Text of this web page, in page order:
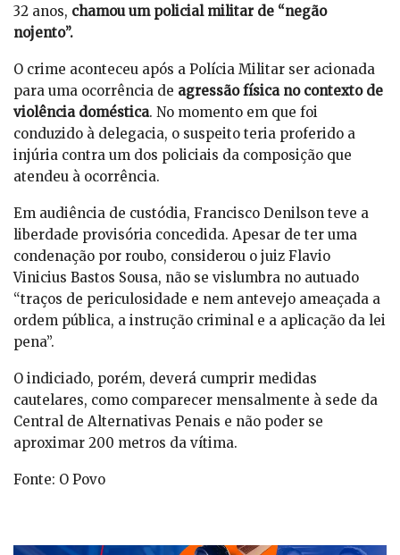
32 anos, chamou um policial militar de “negão
nojento”.
O crime aconteceu após a Polícia Militar ser acionada
para uma ocorrência de agressão física no contexto de
violência doméstica. No momento em que foi
conduzido à delegacia, o suspeito teria proferido a
injúria contra um dos policiais da composição que
atendeu à ocorrência.
Em audiência de custódia, Francisco Denilson teve a
liberdade provisória concedida. Apesar de ter uma
condenação por roubo, considerou o juiz Flavio
Vinicius Bastos Sousa, não se vislumbra no autuado
“traços de periculosidade e nem antevejo ameaçada a
ordem pública, a instrução criminal e a aplicação da lei
pena”.
O indiciado, porém, deverá cumprir medidas
cautelares, como comparecer mensalmente à sede da
Central de Alternativas Penais e não poder se
aproximar 200 metros da vítima.
Fonte: O Povo